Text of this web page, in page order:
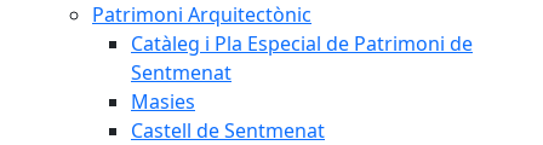
Patrimoni Arquitectònic
Catàleg i Pla Especial de Patrimoni de
Sentmenat
Masies
Castell de Sentmenat